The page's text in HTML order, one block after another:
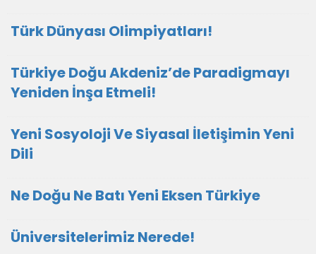
Türk Dünyası Olimpiyatları!
Türkiye Doğu Akdeniz’de Paradigmayı
Yeniden İnşa Etmeli!
Yeni Sosyoloji Ve Siyasal İletişimin Yeni
Dili
Ne Doğu Ne Batı Yeni Eksen Türkiye
Üniversitelerimiz Nerede!